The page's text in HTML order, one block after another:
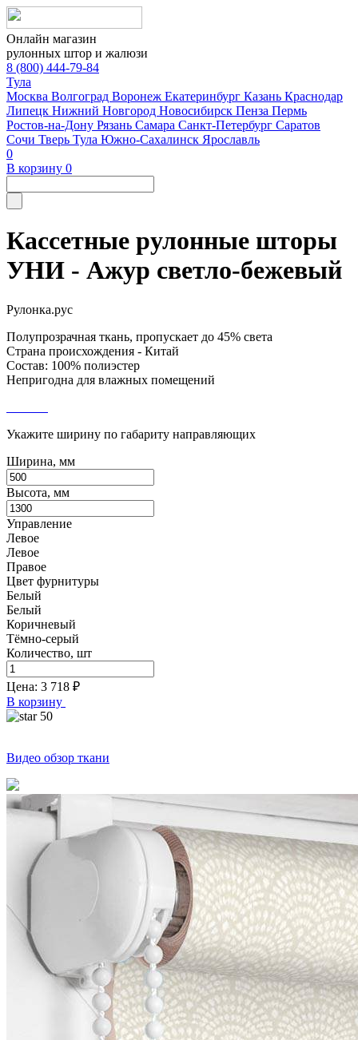
Онлайн магазин
рулонных штор и жалюзи
8 (800) 444-79-84
Тула
Москва Волгоград Воронеж Екатеринбург Казань Краснодар
Липецк Нижний Новгород Новосибирск Пенза Пермь
Ростов-на-Дону Рязань Самара Санкт-Петербург Саратов
Сочи Тверь Тула Южно-Сахалинск Ярославль
0
В корзину 0
Кассетные рулонные шторы
УНИ - Ажур светло-бежевый
Рулонка.рус
Полупрозрачная ткань, пропускает до 45% света
Страна происхождения - Китай
Состав: 100% полиэстер
Непригодна для влажных помещений
Укажите ширину по габариту направляющих
Ширина, мм
Высота, мм
Управление
Левое
Левое
Правое
Цвет фурнитуры
Белый
Белый
Коричневый
Тёмно-серый
Количество, шт
Цена: 3 718 ₽
В корзину
50
Видео обзор ткани